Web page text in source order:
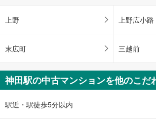
上野 上野広小路
末広町 三越前
神田駅の中古マンションを他のこだ
駅近・駅徒歩5分以内